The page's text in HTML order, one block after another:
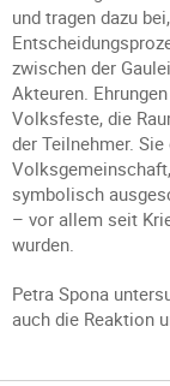
und tragen dazu
zwischen der
Akteuren.
Volksfeste, die
der Teilnehmer.
symbolisch
– vor allem seit
wurden.
Petra Spona
auch die Reaktion